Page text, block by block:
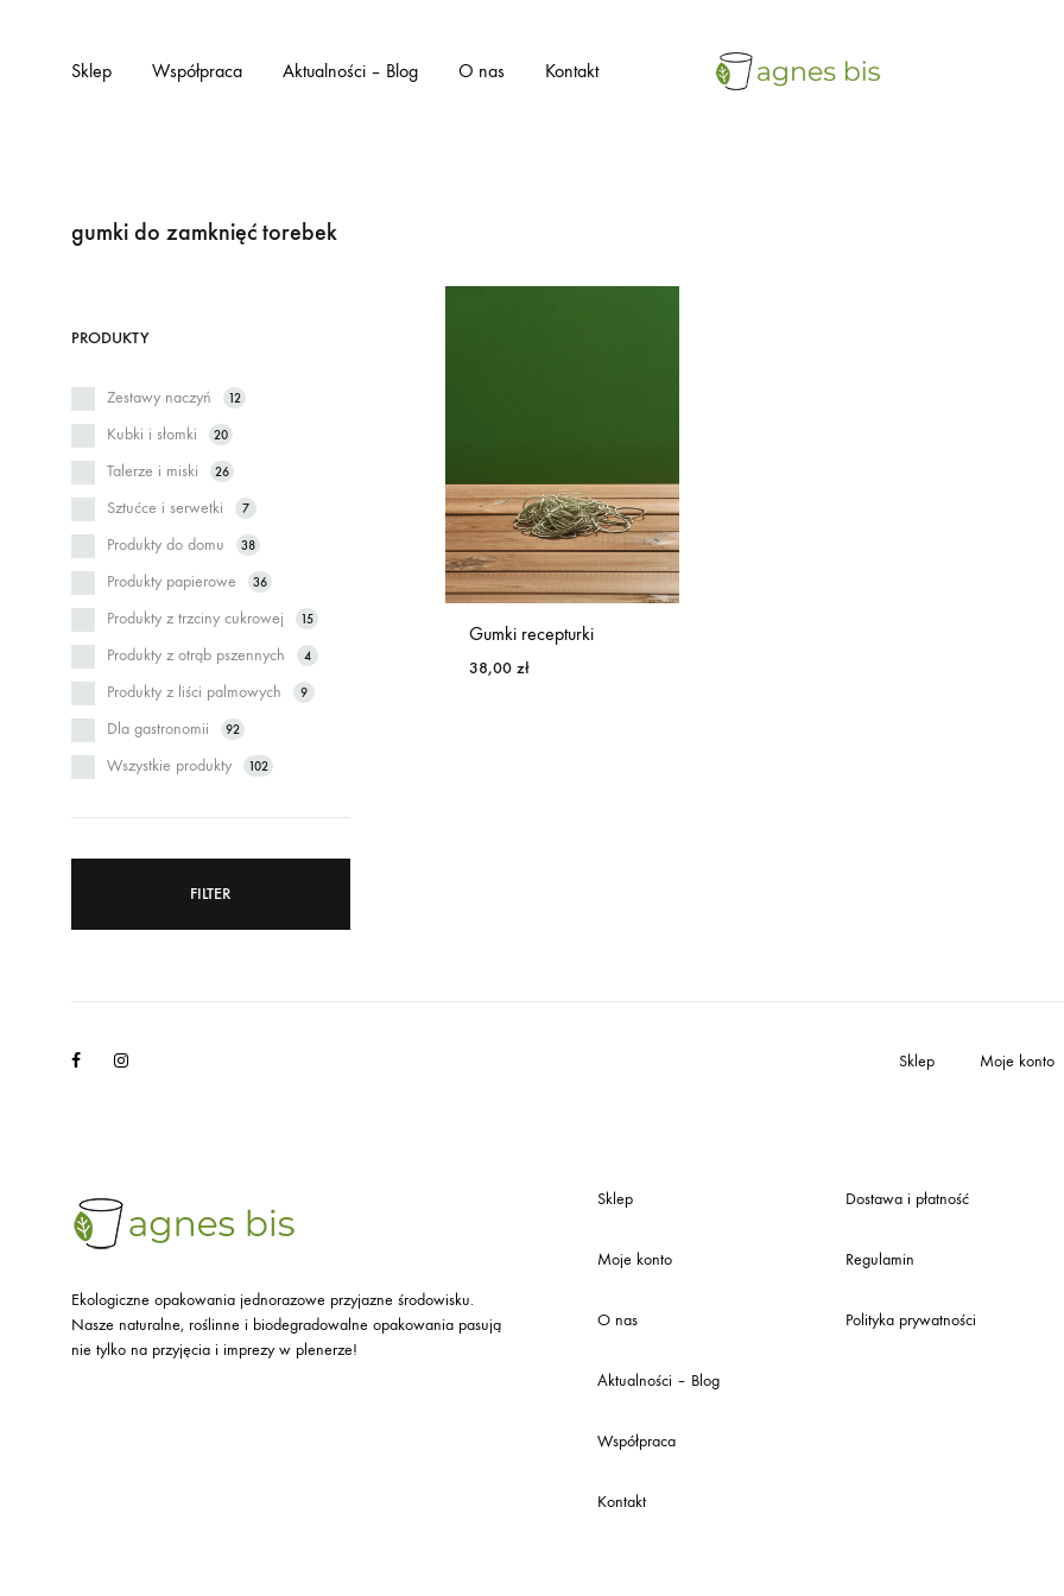
Sklep Współpraca Aktualności – Blog O nas Kontakt
gumki do zamknięć torebek
Gumki recepturki
38,00 zł
PRODUKTY
Zestawy naczyń 12
Kubki i słomki 20
Talerze i miski 26
Sztućce i serwetki 7
Produkty do domu 38
Produkty papierowe 36
Produkty z trzciny cukrowej 15
Produkty z otrąb pszennych 4
Produkty z liści palmowych 9
Dla gastronomii 92
Wszystkie produkty 102
FILTER
FacebookInstagram Sklep Moje konto
Ekologiczne opakowania jednorazowe przyjazne środowisku.
Nasze naturalne, roślinne i biodegradowalne opakowania pasują
nie tylko na przyjęcia i imprezy w plenerze!
Sklep
Moje konto
O nas
Aktualności – Blog
Współpraca
Kontakt
Dostawa i płatność
Regulamin
Polityka prywatności